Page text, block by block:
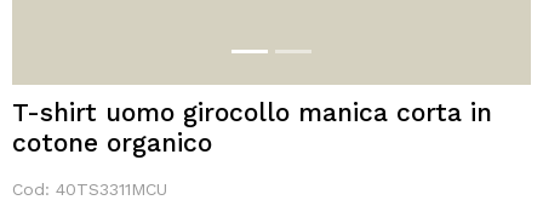
T-shirt uomo girocollo manica corta in
cotone organico
Cod: 40TS3311MCU